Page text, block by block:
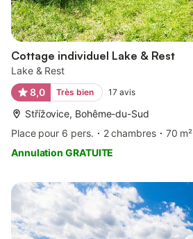
Cottage individuel Lake & Rest
Lake & Rest
8,0
Très bien 17 avis
Střížovice, Bohême-du-Sud
Place pour 6 pers.
2 chambres
70 m²
Annulation GRATUITE